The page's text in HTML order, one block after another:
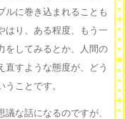
ルに巻き込まれることも
はり、ある程度、もう一
をしてみるとか、人間の
直すような態度が、どう
ことです。
な話になるのですが、